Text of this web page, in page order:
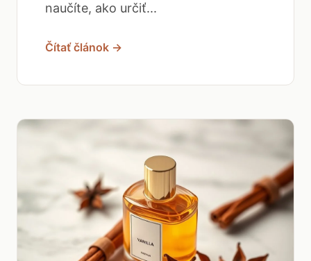
naučíte, ako určiť...
Čítať článok →